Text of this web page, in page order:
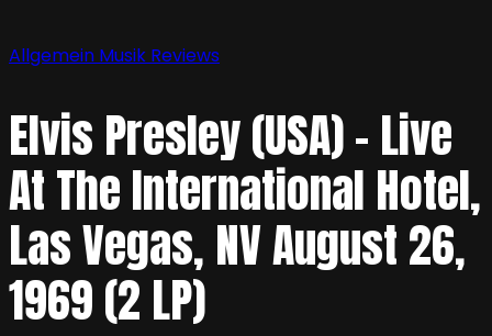
Allgemein Musik Reviews
Elvis Presley (USA) – Live
At The International Hotel,
Las Vegas, NV August 26,
1969 (2 LP)